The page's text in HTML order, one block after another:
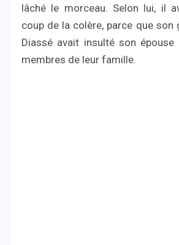
lâché le morceau. Selon lui, il
coup de la colère, parce que son
Diassé avait insulté son
membres de leur famille.